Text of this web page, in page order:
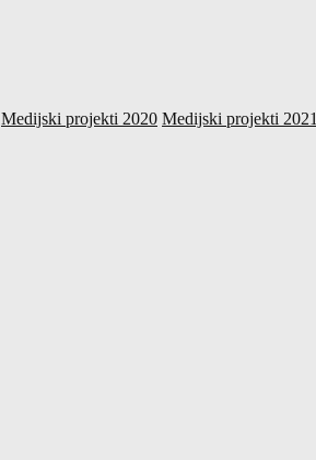
Medijski projekti 2020 Medijski projekti 2021